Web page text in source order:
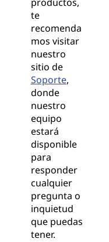
te
recomenda
mos visitar
nuestro
sitio de
Soporte,
donde
nuestro
equipo
estará
disponible
para
responder
cualquier
pregunta o
inquietud
que puedas
tener.